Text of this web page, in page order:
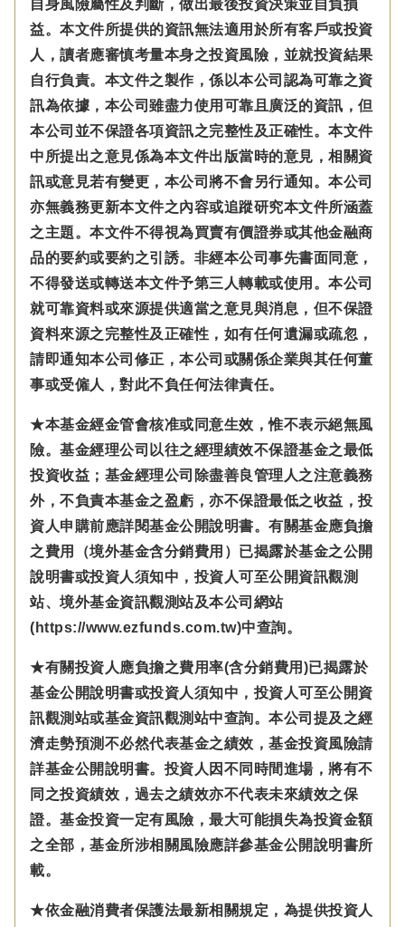
自身風險屬性及判斷，做出最後投資決策並自負損
益。本文件所提供的資訊無法適用於所有客戶或投資
人，讀者應審慎考量本身之投資風險，並就投資結果
自行負責。本文件之製作，係以本公司認為可靠之資
訊為依據，本公司雖盡力使用可靠且廣泛的資訊，但
本公司並不保證各項資訊之完整性及正確性。本文件
中所提出之意見係為本文件出版當時的意見，相關資
訊或意見若有變更，本公司將不會另行通知。本公司
亦無義務更新本文件之內容或追蹤研究本文件所涵蓋
之主題。本文件不得視為買賣有價證券或其他金融商
品的要約或要約之引誘。非經本公司事先書面同意，
不得發送或轉送本文件予第三人轉載或使用。本公司
就可靠資料或來源提供適當之意見與消息，但不保證
資料來源之完整性及正確性，如有任何遺漏或疏忽，
請即通知本公司修正，本公司或關係企業與其任何董
事或受僱人，對此不負任何法律責任。
★本基金經金管會核准或同意生效，惟不表示絕無風
險。基金經理公司以往之經理績效不保證基金之最低
投資收益；基金經理公司除盡善良管理人之注意義務
外，不負責本基金之盈虧，亦不保證最低之收益，投
資人申購前應詳閱基金公開說明書。有關基金應負擔
之費用（境外基金含分銷費用）已揭露於基金之公開
說明書或投資人須知中，投資人可至公開資訊觀測
站、境外基金資訊觀測站及本公司網站
(https://www.ezfunds.com.tw)中查詢。
★有關投資人應負擔之費用率(含分銷費用)已揭露於
基金公開說明書或投資人須知中，投資人可至公開資
訊觀測站或基金資訊觀測站中查詢。本公司提及之經
濟走勢預測不必然代表基金之績效，基金投資風險請
詳基金公開說明書。投資人因不同時間進場，將有不
同之投資績效，過去之績效亦不代表未來績效之保
證。基金投資一定有風險，最大可能損失為投資金額
之全部，基金所涉相關風險應詳參基金公開說明書所
載。
★依金融消費者保護法最新相關規定，為提供投資人